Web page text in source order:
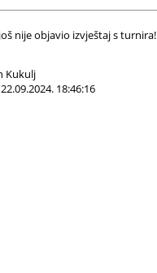
nije objavio izvještaj s turnira!
Kukulj
22.09.2024. 18:46:16